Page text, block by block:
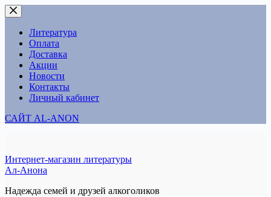
Перейти
к
сути
Литература
Оплата
Доставка
Акции
Новости
Контакты
Личный кабинет
САЙТ AL-ANON
Интернет-магазин литературы
Ал-Анона
Надежда семей и друзей алкоголиков